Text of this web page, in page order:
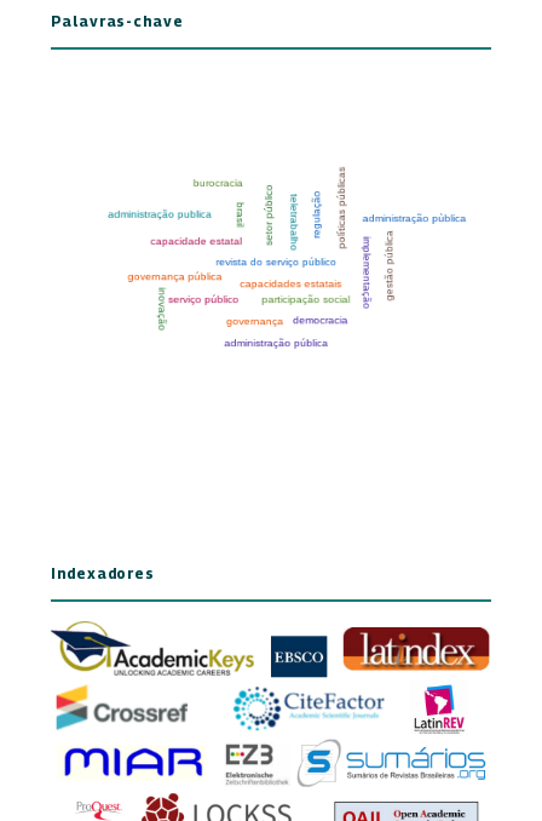
Palavras-chave
Indexadores